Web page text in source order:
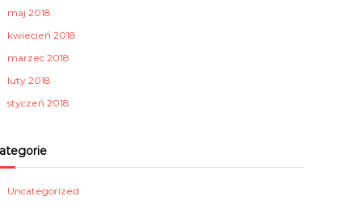
maj 2018
kwiecień 2018
marzec 2018
luty 2018
styczeń 2018
Uncategorized